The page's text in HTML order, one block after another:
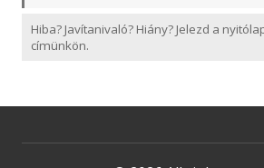
Hiba? Javítanivaló? Hiány? Jelezd a
címünkön.